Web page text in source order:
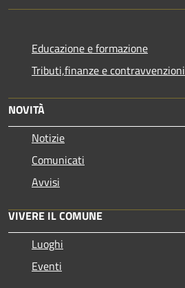
Educazione e formazione
Tributi,finanze e contravvenzioni
NOVITÀ
Notizie
Comunicati
Avvisi
VIVERE IL COMUNE
Luoghi
Eventi